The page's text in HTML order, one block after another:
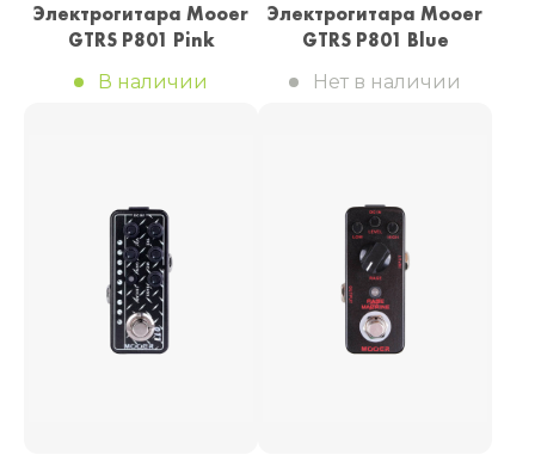
Электрогитара Mooer
GTRS P801 Pink
В наличии
Электрогитара Mooer
GTRS P801 Blue
Нет в наличии